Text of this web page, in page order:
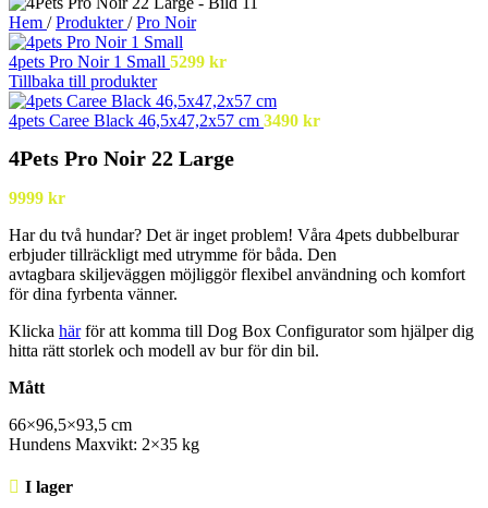
Hem / Produkter/ Pro Noir
4pets Pro Noir 1 Small 5299 kr
Tillbaka till produkter
4pets Caree Black 46,5x47,2x57 cm 3490 kr
4Pets Pro Noir 22 Large
9999 kr
Har du två hundar? Det äringet problem! Våra 4pets dubbelburar
erbjudertillräckligt med utrymme förbåda. Den
avtagbara skiljeväggen möjliggör flexibel användning och komfort
fördina fyrbenta vänner.
Klicka härför att komma till Dog Box Configurator som hjälper dig
hitta rätt storlek och modell av bur för din bil.
Mått
66×96,5×93,5 cm
Hundens Maxvikt: 2×35 kg
I lager